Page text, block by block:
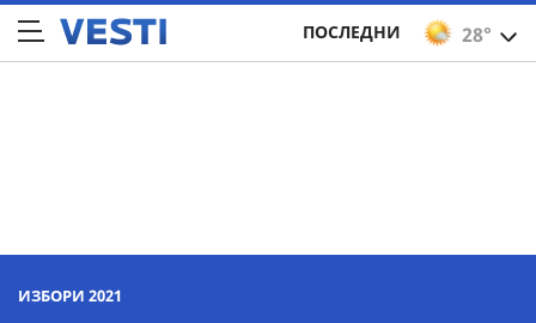
28°
ПОСЛЕДНИ
ИЗБОРИ 2021